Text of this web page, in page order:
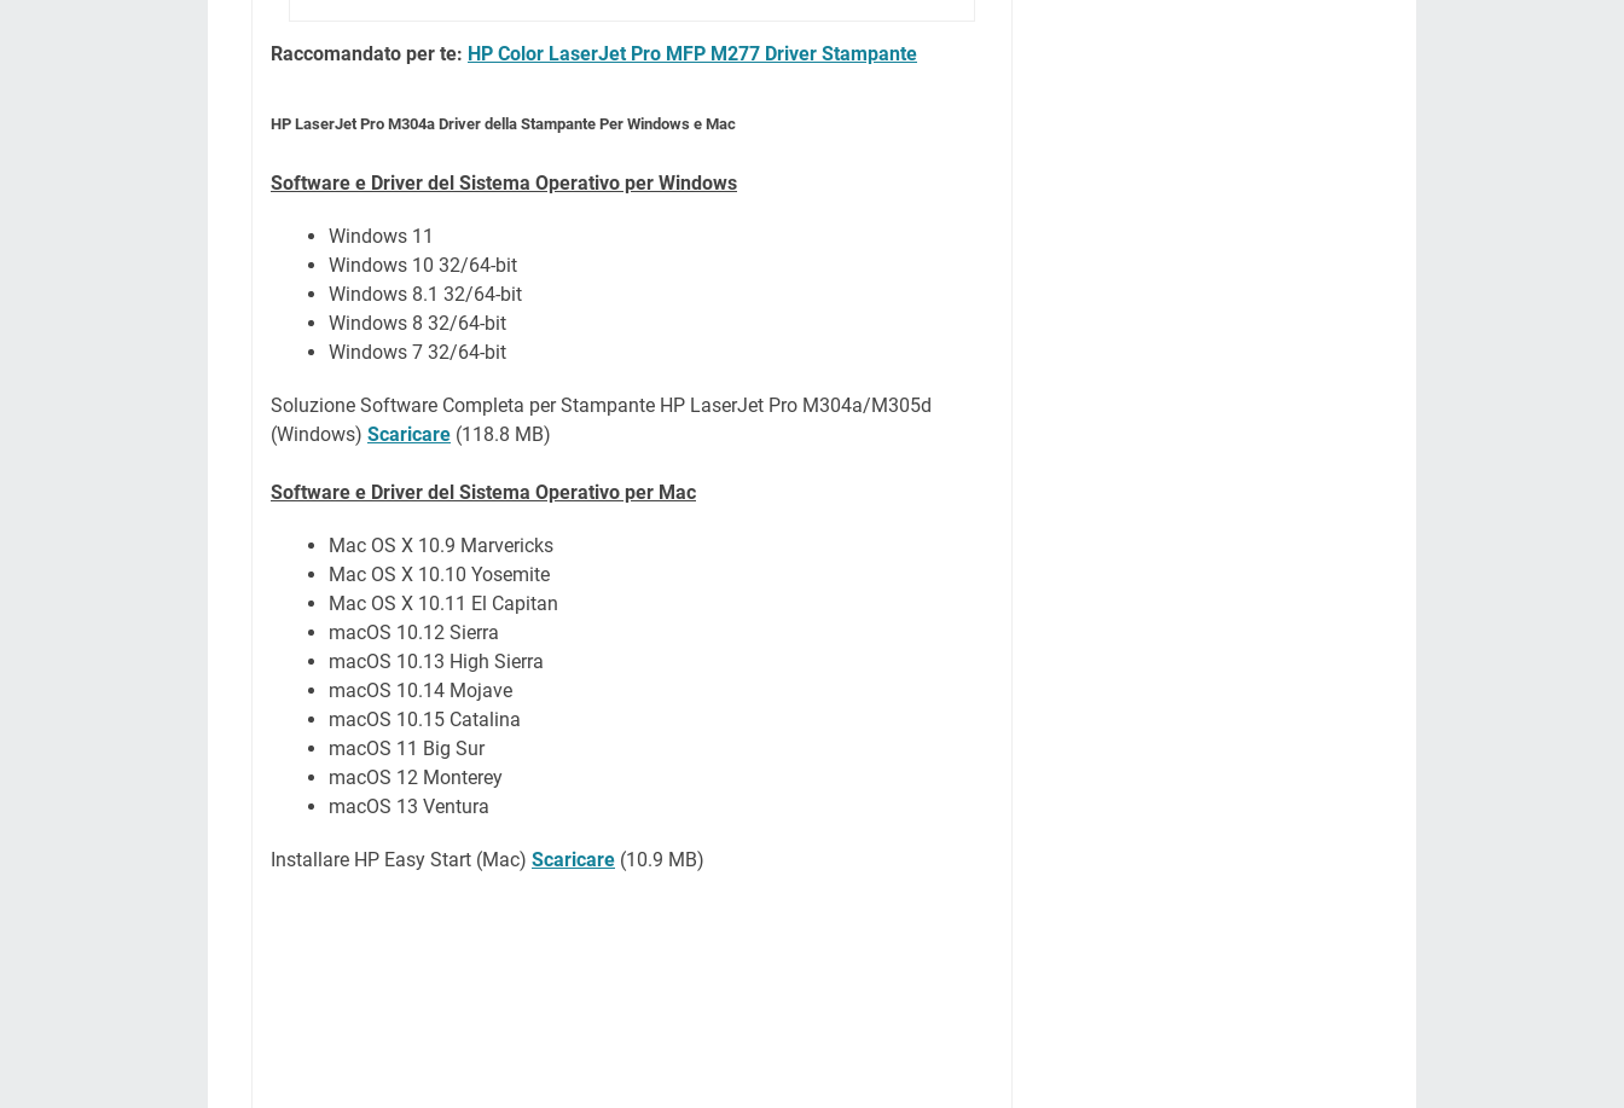
Raccomandato per te: HP Color LaserJet Pro MFP M277 Driver Stampante
HP LaserJet Pro M304a Driver della Stampante Per Windows e Mac
Software e Driver del Sistema Operativo per Windows
Windows 11
Windows 10 32/64-bit
Windows 8.1 32/64-bit
Windows 8 32/64-bit
Windows 7 32/64-bit
Soluzione Software Completa per Stampante HP LaserJet Pro M304a/M305d
(Windows) Scaricare (118.8 MB)
Software e Driver del Sistema Operativo per Mac
Mac OS X 10.9 Marvericks
Mac OS X 10.10 Yosemite
Mac OS X 10.11 El Capitan
macOS 10.12 Sierra
macOS 10.13 High Sierra
macOS 10.14 Mojave
macOS 10.15 Catalina
macOS 11 Big Sur
macOS 12 Monterey
macOS 13 Ventura
Installare HP Easy Start (Mac) Scaricare (10.9 MB)